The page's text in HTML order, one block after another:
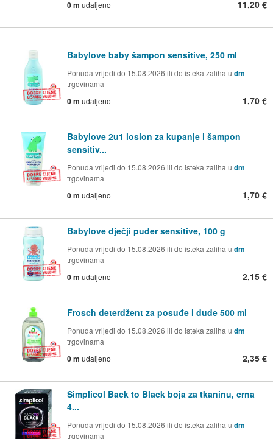
0 m udaljeno 11,20 €
Babylove baby šampon sensitive, 250 ml
Ponuda vrijedi do 15.08.2026 ili do isteka zaliha u dm
trgovinama
0 m udaljeno 1,70 €
Babylove 2u1 losion za kupanje i šampon
sensitiv...
Ponuda vrijedi do 15.08.2026 ili do isteka zaliha u dm
trgovinama
0 m udaljeno 1,70 €
Babylove dječji puder sensitive, 100 g
Ponuda vrijedi do 15.08.2026 ili do isteka zaliha u dm
trgovinama
0 m udaljeno 2,15 €
Frosch deterdžent za posuđe i dude 500 ml
Ponuda vrijedi do 15.08.2026 ili do isteka zaliha u dm
trgovinama
0 m udaljeno 2,35 €
Simplicol Back to Black boja za tkaninu, crna
4...
Ponuda vrijedi do 15.08.2026 ili do isteka zaliha u dm
trgovinama